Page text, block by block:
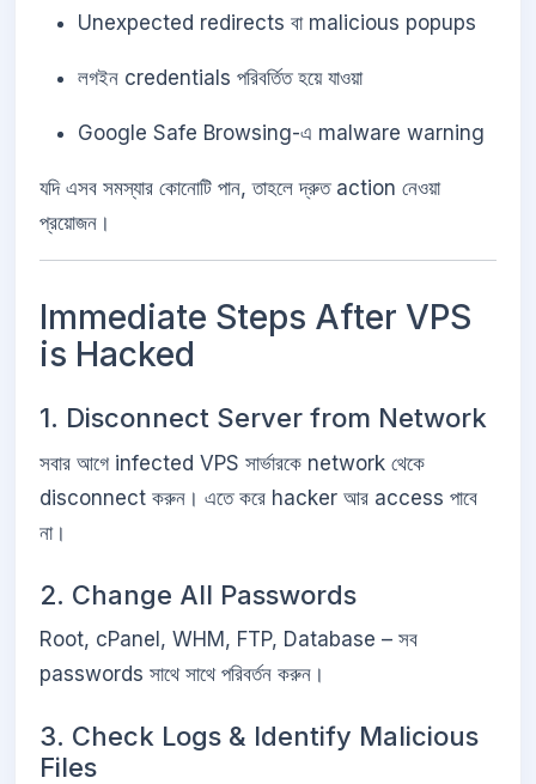
Unexpected redirects বা malicious popups
লগইন credentials পরিবর্তিত হয়ে যাওয়া
Google Safe Browsing-এ malware warning
যদি এসব সমস্যার কোনোটি পান, তাহলে দ্রুত action নেওয়া
প্রয়োজন।
Immediate Steps After VPS
is Hacked
1. Disconnect Server from Network
সবার আগে infected VPS সার্ভারকে network থেকে
disconnect করুন। এতে করে hacker আর access পাবে
না।
2. Change All Passwords
Root, cPanel, WHM, FTP, Database – সব
passwords সাথে সাথে পরিবর্তন করুন।
3. Check Logs & Identify Malicious
Files